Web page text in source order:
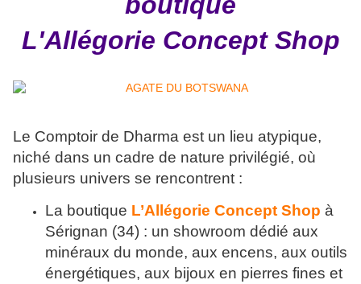
L'Allégorie Concept Shop
Le Comptoir de Dharma est un lieu atypique,
niché dans un cadre de nature privilégié, où
plusieurs univers se rencontrent :
La boutique L’Allégorie Concept Shop à
Sérignan (34) : un showroom dédié aux
minéraux du monde, aux encens, aux outils
énergétiques, aux bijoux en pierres fines et